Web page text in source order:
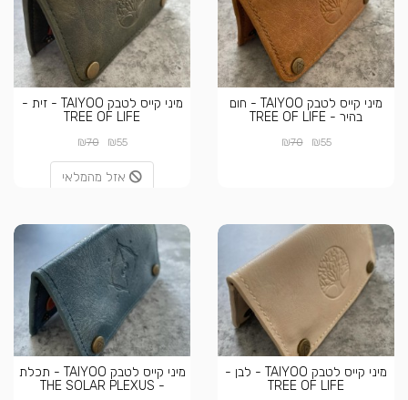
מיני קייס לטבק TAIYOO - חום
בהיר - TREE OF LIFE
₪55
₪70
מיני קייס לטבק TAIYOO - זית -
TREE OF LIFE
₪55
₪70
אזל מהמלאי
מיני קייס לטבק TAIYOO - לבן -
TREE OF LIFE
מיני קייס לטבק TAIYOO - תכלת
- THE SOLAR PLEXUS